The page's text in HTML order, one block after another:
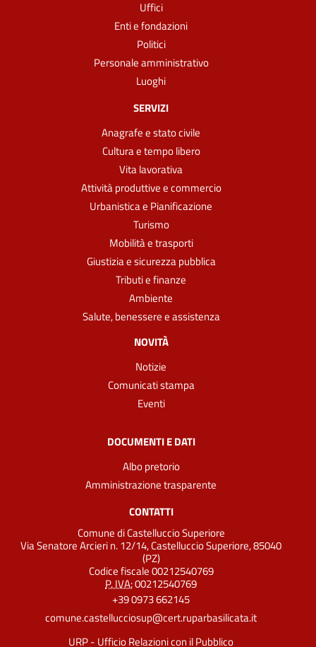
Uffici
Enti e fondazioni
Politici
Personale amministrativo
Luoghi
SERVIZI
Anagrafe e stato civile
Cultura e tempo libero
Vita lavorativa
Attività produttive e commercio
Urbanistica e Pianificazione
Turismo
Mobilità e trasporti
Giustizia e sicurezza pubblica
Tributi e finanze
Ambiente
Salute, benessere e assistenza
NOVITÀ
Notizie
Comunicati stampa
Eventi
DOCUMENTI E DATI
Albo pretorio
Amministrazione trasparente
CONTATTI
Comune di Castelluccio Superiore
Via Senatore Arcieri n. 12/14, Castelluccio Superiore, 85040
(PZ)
Codice fiscale 00212540769
P. IVA:00212540769
+39 0973 662145
comune.castellucciosup@cert.ruparbasilicata.it
URP - Ufficio Relazioni con il Pubblico